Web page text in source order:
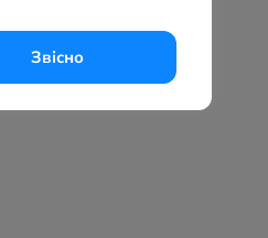
Звісно